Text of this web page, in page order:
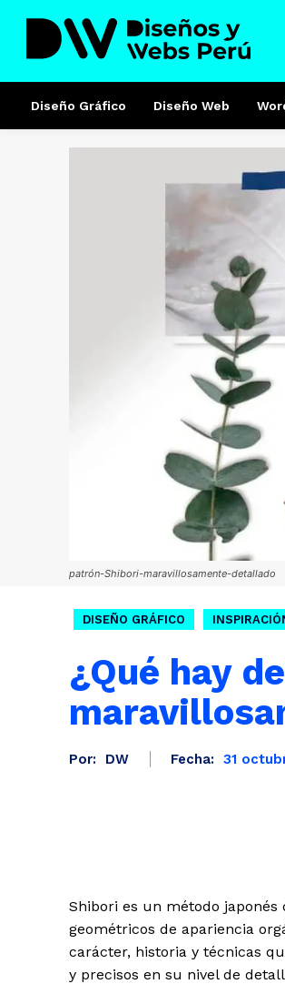
Diseño Gráfico Diseño Web
patrón-Shibori-maravillosamente-detallado
DISEÑO GRÁFICO
¿Qué hay
Por: DW Fecha: 31
Shibori es un método
geométricos de apariencia
carácter, historia y técnicas
y precisos en su nivel de